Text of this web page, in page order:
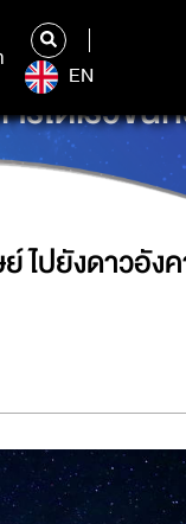
EN
ได้เร็วขึ้น
ปยังดาวอังค